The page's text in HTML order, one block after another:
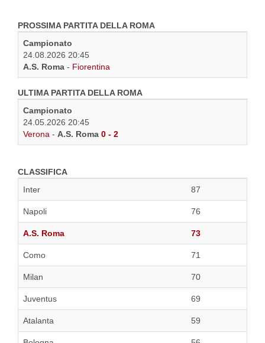
PROSSIMA PARTITA DELLA ROMA
Campionato
24.08.2026 20:45
A.S. Roma - Fiorentina
ULTIMA PARTITA DELLA ROMA
Campionato
24.05.2026 20:45
Verona - A.S. Roma 0 - 2
CLASSIFICA
Inter
87
Napoli 76
A.S. Roma 73
Como 71
Milan 70
Juventus 69
Atalanta 59